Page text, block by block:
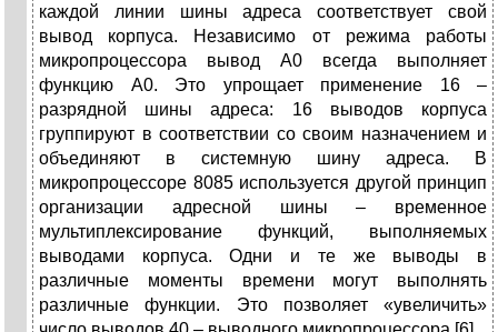
каждой линии шины адреса соответствует свой
вывод корпуса. Независимо от режима работы
микропроцессора вывод A0 всегда выполняет
функцию A0. Это упрощает применение 16 –
разрядной шины адреса: 16 выводов корпуса
группируют в соответствии со своим назначением и
объединяют в системную шину адреса. В
микропроцессоре 8085 используется другой принцип
организации адресной шины – временное
мультиплексирование функций, выполняемых
выводами корпуса. Одни и те же выводы в
различные моменты времени могут выполнять
различные функции. Это позволяет «увеличить»